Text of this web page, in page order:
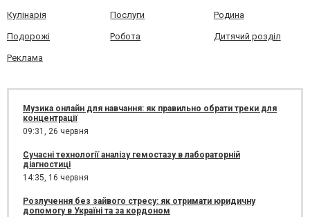
Кулінарія Послуги Родина
Подорожі Робота Дитячий розділ
Реклама
Музика онлайн для навчання: як правильно обрати треки для
концентрації
09:31, 26 червня
Сучасні технології аналізу гемостазу в лабораторній
діагностиці
14:35, 16 червня
Розлучення без зайвого стресу: як отримати юридичну
допомогу в Україні та за кордоном